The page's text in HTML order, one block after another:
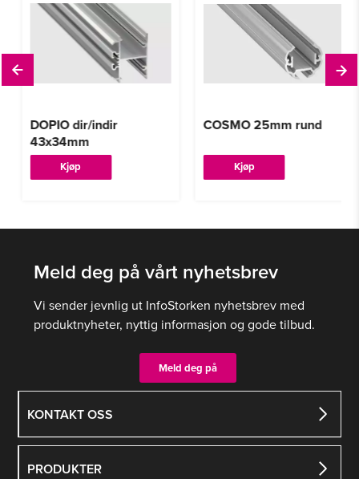
DOPIO dir/indir
43x34mm
Kjøp
Dette
produktet
flere
Alternativene
velges
på
COSMO 25mm rund
Kjøp
Dette
produktet
flere
Alternativene
velges
på
produktsiden
KONTAKT OSS
PRODUKTER
Meld deg på vårt nyhetsbrev
Vi sender jevnlig ut InfoStorken nyhetsbrev med
produktnyheter, nyttig informasjon og gode tilbud.
Meld deg på